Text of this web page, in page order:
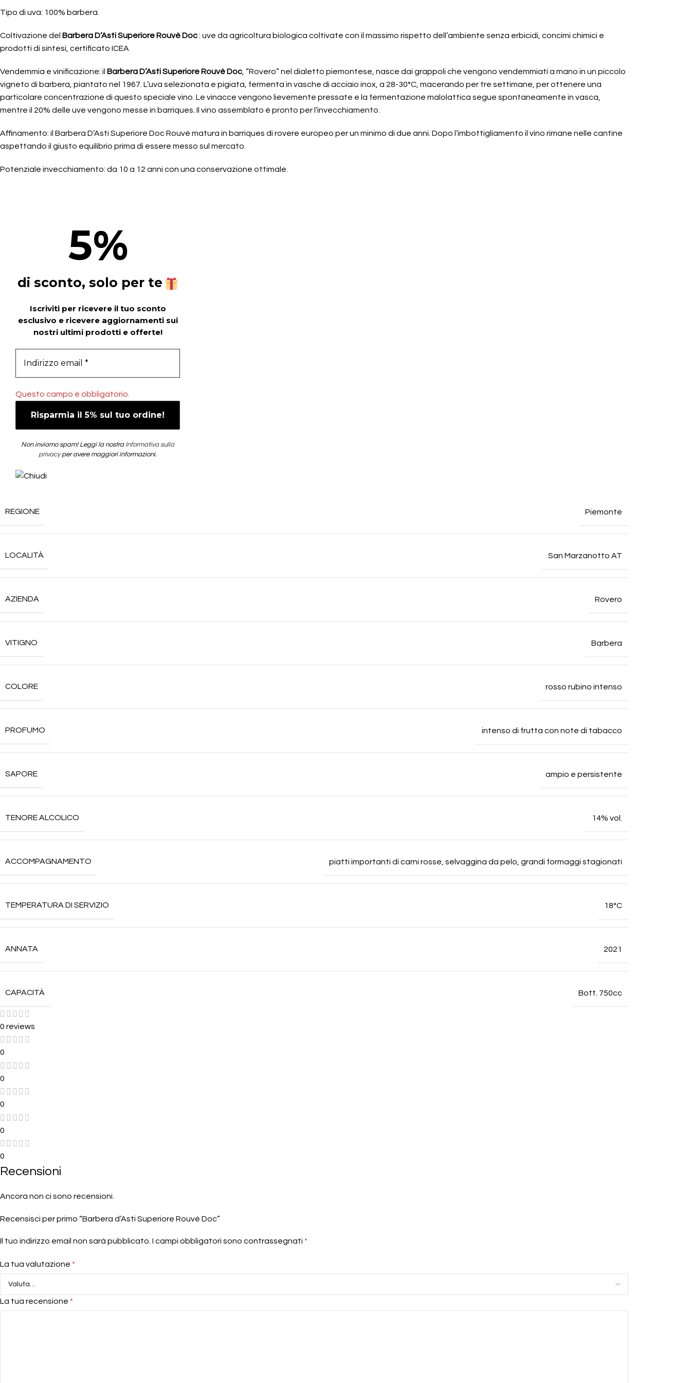
Tipo di uva: 100% barbera.
Coltivazione del Barbera D’Asti Superiore Rouvè Doc: uve da agricoltura biologica coltivate con il massimo rispetto dell’ambiente senza erbicidi, concimi chimici e
prodotti di sintesi, certificato ICEA
Vendemmia e vinificazione: il Barbera D’Asti Superiore Rouvè Doc , “Rovero” nel dialetto piemontese, nasce dai grappoli che vengono vendemmiati a mano in un piccolo
vigneto di barbera, piantato nel 1967. L’uva selezionata e pigiata, fermenta in vasche di acciaio inox, a 28-30°C, macerando per tre settimane, per ottenere una
particolare concentrazione di questo speciale vino. Le vinacce vengono lievemente pressate e la fermentazione malolattica segue spontaneamente in vasca,
mentre il 20% delle uve vengono messe in barriques. Il vino assemblato è pronto per l’invecchiamento.
Affinamento: il Barbera D’Asti Superiore Doc Rouvè matura in barriques di rovere europeo per un minimo di due anni. Dopo l’imbottigliamento il vino rimane nelle cantine
aspettando il giusto equilibrio prima di essere messo sul mercato.
Potenziale invecchiamento: da 10 a 12 anni con una conservazione ottimale.
5%
di sconto, solo per te
Iscriviti per ricevere il tuo sconto
esclusivo e ricevere aggiornamenti sui
nostri ultimi prodotti e offerte!
Questo campo è obbligatorio.
Non inviamo spam! Leggi la nostra Informativa sulla
privacyper avere maggiori informazioni.
REGIONE Piemonte
LOCALITÀ San Marzanotto AT
AZIENDA Rovero
VITIGNO Barbera
COLORE rosso rubino intenso
PROFUMO intenso di frutta con note di tabacco
SAPORE ampio e persistente
TENORE ALCOLICO 14% vol.
ACCOMPAGNAMENTO piatti importanti di carni rosse, selvaggina da pelo, grandi formaggi stagionati
TEMPERATURA DI SERVIZIO 18°C
ANNATA 2021
CAPACITÀ Bott. 750cc
0 reviews
0
0
0
0
0
Recensioni
Ancora non ci sono recensioni.
Recensisci per primo “Barbera d’Asti Superiore Rouvè Doc”
Il tuo indirizzo email non sarà pubblicato. I campi obbligatori sono contrassegnati *
La tua valutazione *
La tua recensione *